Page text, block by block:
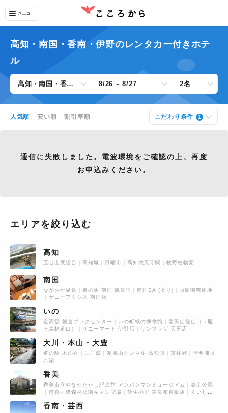
高知・南国・香南・伊野のレンタカー付きホテ
ル
高知・南国・香南・伊野すべて 8/26 ~ 8/27 2名
人気順 安い順 割引率順 こだわり条件 1
通信に失敗しました。電波環境をご確認の上、再度
お申込みください。
エリアを絞り込む
高知
五台山展望台 高知城 日曜市 高知城天守閣 牧野植物園
南国
ながおか温泉 道の駅 南国 風良里 南国SA (上り)
西島園芸団地
サニーアクシス 南国店
いの
金高堂 朝倉ブックセンター いの町紙の博物館
寒風山登山口（瓶
ヶ森林道口）
サニーマート 伊野店 サンプラザ 天王店
大川・本山・大豊
道の駅 木の香 にこ淵 寒風山トンネル 高知側 京柱峠
早明浦ダ
ム湖
香美
香美市立やなせたかし記念館 アンパンマンミュージアム
秦山公園
甫喜ヶ峰森林公園キャンプ場
韮生の里 美良布直販店
くいしん
香南・芸西